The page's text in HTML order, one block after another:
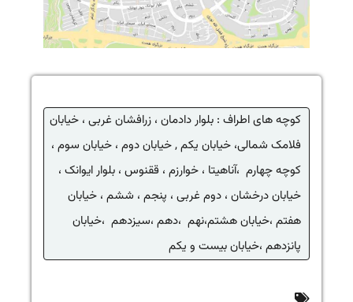
کوچه های اطراف : بلوار دادمان ، زرافشان غربی ، خیابان
فلامک شمالی، خیابان یکم , خیابان دوم ، خیابان سوم ،
کوچه چهارم ،آناهیتا ، خوارزم ، ققنوس ، بلوار ایوانک ،
خیابان درخشان ، دوم غربی ، پنجم ، ششم ، خیابان
هفتم ،خیابان هشتم،نهم ،دهم ،سیزدهم ،خیابان
پانزدهم ،خیابان بیست و یکم